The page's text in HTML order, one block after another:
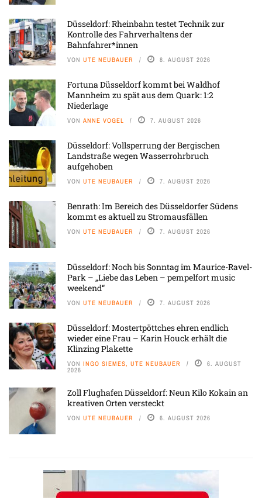
Düsseldorf: Rheinbahn testet Technik zur
Kontrolle des Fahrverhaltens der
Bahnfahrer*innen
VON UTE NEUBAUER 8. AUGUST 2026
Fortuna Düsseldorf kommt bei Waldhof
Mannheim zu spät aus dem Quark: 1:2
Niederlage
VON ANNE VOGEL 7. AUGUST 2026
Düsseldorf: Vollsperrung der Bergischen
Landstraße wegen Wasserrohrbruch
aufgehoben
VON UTE NEUBAUER 7. AUGUST 2026
Benrath: Im Bereich des Düsseldorfer Südens
kommt es aktuell zu Stromausfällen
VON UTE NEUBAUER 7. AUGUST 2026
Düsseldorf: Noch bis Sonntag im Maurice-Ravel-
Park – „Liebe das Leben – pempelfort music
weekend“
VON UTE NEUBAUER 7. AUGUST 2026
Düsseldorf: Mostertpöttches ehren endlich
wieder eine Frau – Karin Houck erhält die
Klinzing Plakette
VON INGO SIEMES, UTE NEUBAUER 6. AUGUST
2026
Zoll Flughafen Düsseldorf: Neun Kilo Kokain an
kreativen Orten versteckt
VON UTE NEUBAUER 6. AUGUST 2026